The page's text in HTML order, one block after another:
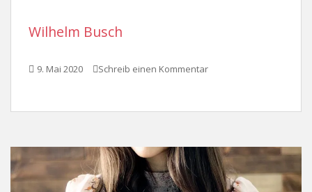
Wilhelm Busch
9. Mai 2020 Schreib einen Kommentar